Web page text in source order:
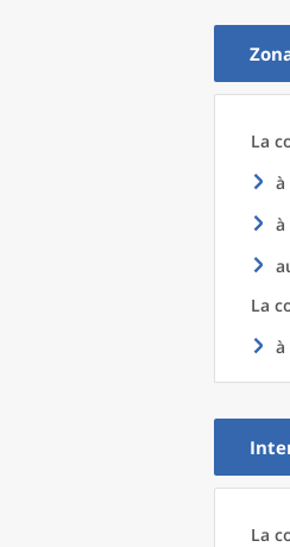
La
à
à
La
à
La